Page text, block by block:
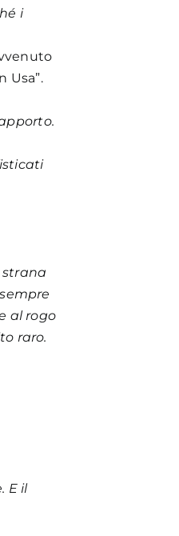
i
Usa”.
strana
al rogo
raro.
E il